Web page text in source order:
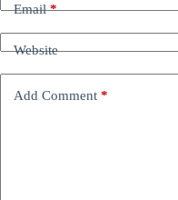
Email*
Website
Add Comment *